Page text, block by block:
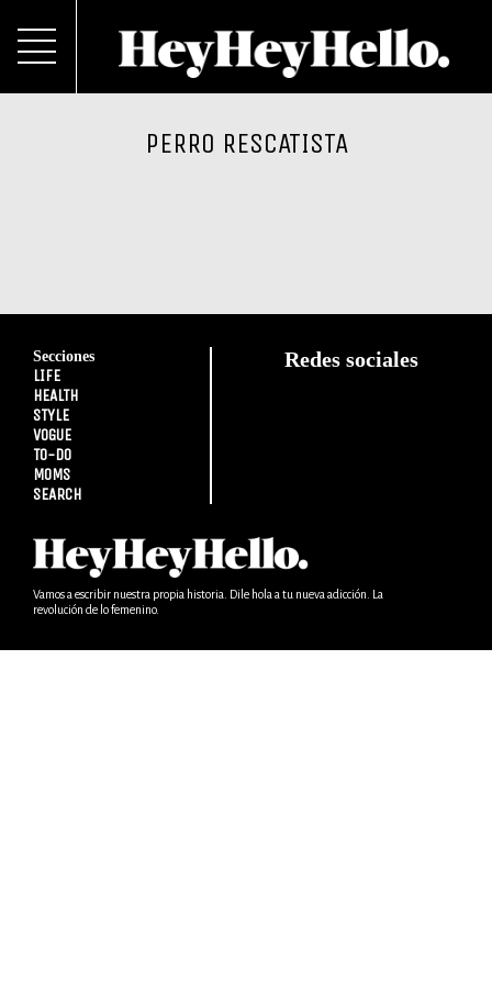
PERRO RESCATISTA
Secciones
LIFE
HEALTH
STYLE
VOGUE
TO-DO
MOMS
SEARCH
Redes sociales
Vamos a escribir nuestra propia historia. Dile hola a tu nueva adicción. La
revolución de lo femenino.